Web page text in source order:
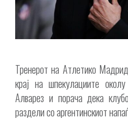
Тренерот на Атлетико
крај на шпекулациите
Алварез и порача дека
раздели со аргентинскиот